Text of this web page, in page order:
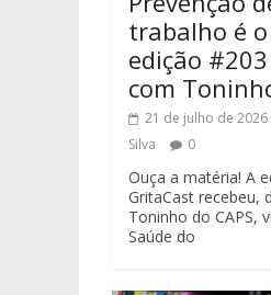
trabalho é
edição
com
21 de julho de 2026
Silva
0
Ouça a matéria! A
GritaCast recebeu,
Toninho do CAPS,
Saúde do